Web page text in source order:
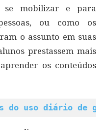
mobilizar e para
ou como os
o assunto em suas
prestassem mais
os conteúdos
do uso diário de